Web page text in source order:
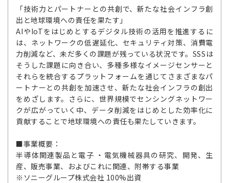
「技術力とパートナーとの共創で、新たな社会インフラ創
出と地球環境への責任を果たす」
AIやIoTをはじめとするデジタル技術の活用を推進するに
は、ネットワークの低遅延化、セキュリティ対策、消費電
力削減など、未だ多くの課題が残っている状況です。SSSは
そうした課題に向き合い、多種多様なイメージセンサーと
それらを統合するプラットフォームを通じてさまざまなパ
ートナーとの共創を加速させ、新たな社会インフラの創出
をめざします。さらに、世界規模でセンシングネットワー
クが広がっていく中、データ削減をはじめとした効率化に
貢献することで地球環境への責任も果たしていきます。
■事業概要：
半導体関連製品と電子 ・電気機械器具の研究、開発、生
産、販売事業、およびこれに関連、附帯する事業
※ソニーグループ株式会社 100%出資